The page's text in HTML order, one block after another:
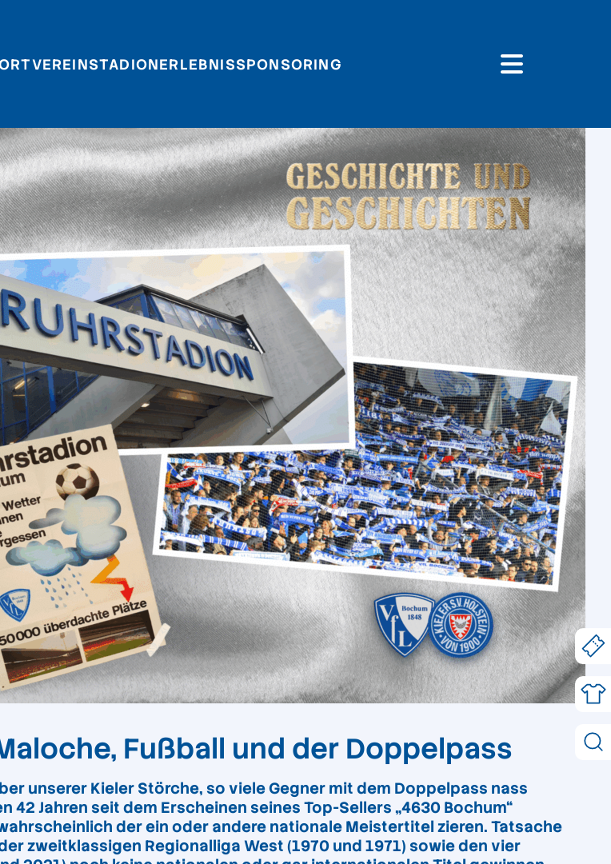
VEREINSTADIONERLEBNISSPONSORING
Fußball und der Doppelpass
unserer Kieler Störche, so viele Gegner mit dem Doppelpass nass
Jahren seit dem Erscheinen seines Top-Sellers „4630 Bochum“
der ein oder andere nationale Meistertitel zieren. Tatsache
zweitklassigen Regionalliga West (1970 und 1971) sowie den vier